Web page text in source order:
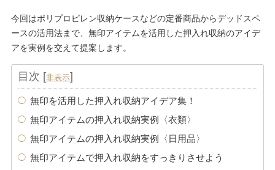
今回はポリプロピレン収納ケースなどの定番商品からデッドスペ
ースの活用法まで、無印アイテムを活用した押入れ収納のアイデ
アを実例を交えて提案します。
目次 [非表示]
無印を活用した押入れ収納アイデア集！
無印アイテムの押入れ収納実例〈衣類〉
無印アイテムの押入れ収納実例〈日用品〉
無印アイテムで押入れ収納をすっきりさせよう